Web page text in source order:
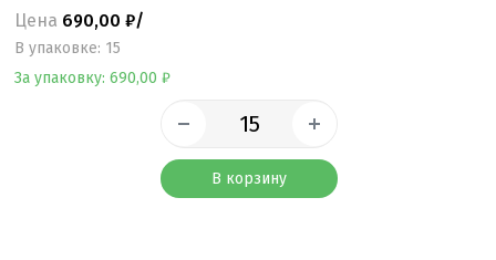
Цена 690,00 ₽/
B упаковке: 15
За упаковку: 690,00 ₽
В корзину